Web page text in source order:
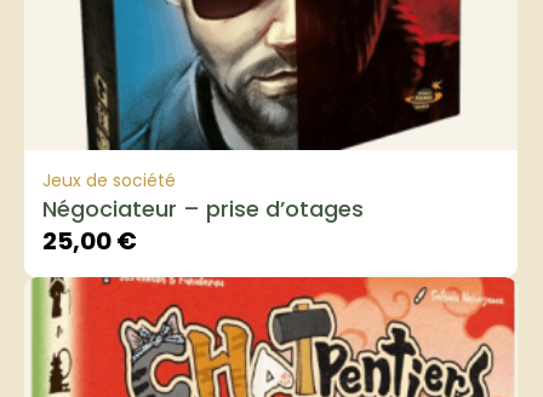
Jeux de société
Négociateur – prise d’otages
25,00€